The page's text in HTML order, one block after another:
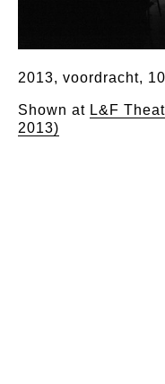
2013, voordracht,
Shown at L&F
2013)